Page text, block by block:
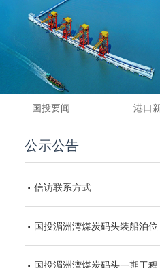
国投要闻 港口
公示公告
信访联系方式
国投湄洲湾煤炭码头装船泊位（东吴作业区14＃泊位）及二期一阶段
国投湄洲湾煤炭码头一期工程（不含铁路装车系统） 竣工